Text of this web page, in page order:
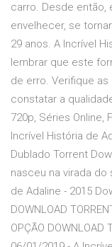
carro. Desde então,
envelhecer, se
29 anos. A Incrível
lembrar que este
de erro. Verifique
constatar a
720p, Séries Online,
Incrível História de
Dublado Torrent
nasceu na virada do
de Adaline - 2015
DOWNLOAD
OPÇÃO DOWNLOAD